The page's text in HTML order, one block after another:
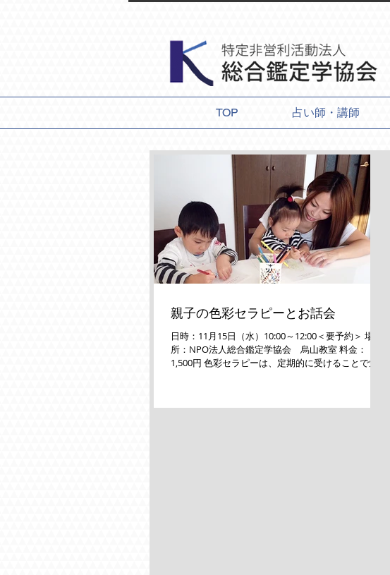
TOP 占い師・講師
親子の色彩セラピーとお話会
日時：11月15日（水）10:00～12:00＜要予約＞ 場
所：NPO法人総合鑑定学協会 烏山教室 料金：
1,500円 色彩セラピーは、定期的に受けることで気持